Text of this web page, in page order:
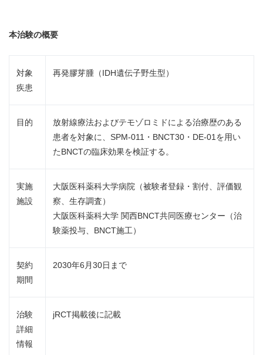
本治験の概要
対象
疾患
再発膠芽腫（IDH遺伝子野生型）
目的
放射線療法およびテモゾロミドによる治療歴のある
患者を対象に、SPM-011・BNCT30・DE-01を用い
たBNCTの臨床効果を検証する。
実施
施設
大阪医科薬科大学病院（被験者登録・割付、評価観
察、生存調査）
大阪医科薬科大学 関西BNCT共同医療センター（治
験薬投与、BNCT施工）
契約
期間
2030年6月30日まで
治験
詳細
情報
jRCT掲載後に記載